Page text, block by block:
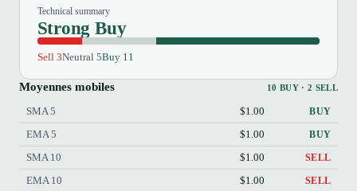
Technical summary
Strong Buy
Sell 3Neutral 5Buy 11
Moyennes mobiles 10 BUY · 2 SELL
SMA 5 $1.00 BUY
EMA 5 $1.00 BUY
SMA 10 $1.00 SELL
EMA 10 $1.00 SELL